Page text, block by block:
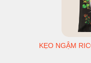
KẸO NGẬM